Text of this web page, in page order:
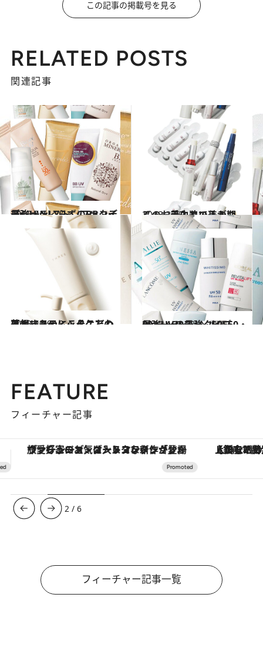
この記事の掲載号を見る
RELATED POSTS
関連記事
2013.5.5
最強UVリスト ファンデーションいらずのBBタイプ
ビューティ＆ヘルス 2013.3.25
このお手入れで差がつく！ 美白追い込み期
ビューティ＆ヘルス
2013.4.29
落とすものにこそこだわるホリスティックケアの思想
ビューティ＆ヘルス 2013.4.28
最強UVリスト SPF50・PA++++の最強タイプ
ビューティ＆ヘルス
FEATURE
フィーチャー記事
【銀座で出合う最旬美容】美髪ケアや上質な眠り…セルフケアのアップデートから、特別な名入れギフトまで。大人のための「ReFa GINZA」クルーズ
3 /6
フィーチャー記事一覧